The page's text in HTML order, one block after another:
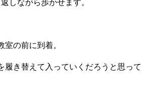
しながら歩かせます。
の前に到着。
履き替えて入っていくだろうと思って